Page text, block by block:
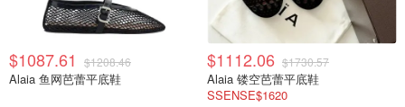
$1087.61 $1208.46
Alaia 鱼网芭蕾平底鞋
$1112.06 $1730.57
Alaia 镂空芭蕾平底鞋
SSENSE$1620